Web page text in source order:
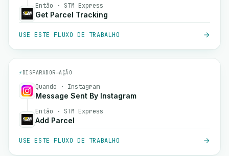
Então · STM Express
Get Parcel Tracking
USE ESTE FLUXO DE TRABALHO
⚡ DISPARADOR→AÇÃO
Quando · Instagram
Message Sent By Instagram
Então · STM Express
Add Parcel
USE ESTE FLUXO DE TRABALHO